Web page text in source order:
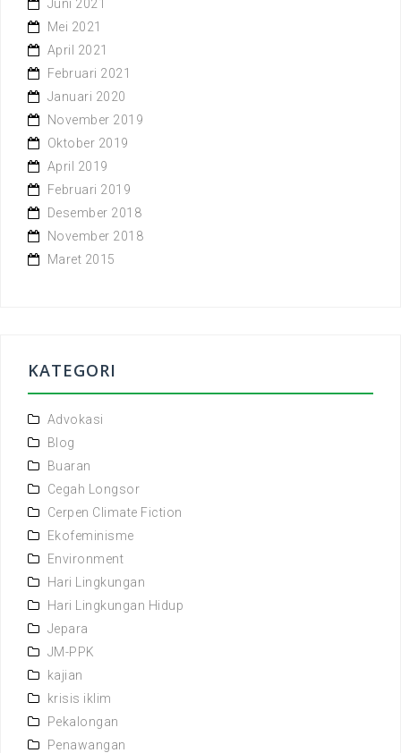
Juni 2021
Mei 2021
April 2021
Februari 2021
Januari 2020
November 2019
Oktober 2019
April 2019
Februari 2019
Desember 2018
November 2018
Maret 2015
KATEGORI
Advokasi
Blog
Buaran
Cegah Longsor
Cerpen Climate Fiction
Ekofeminisme
Environment
Hari Lingkungan
Hari Lingkungan Hidup
Jepara
JM-PPK
kajian
krisis iklim
Pekalongan
Penawangan